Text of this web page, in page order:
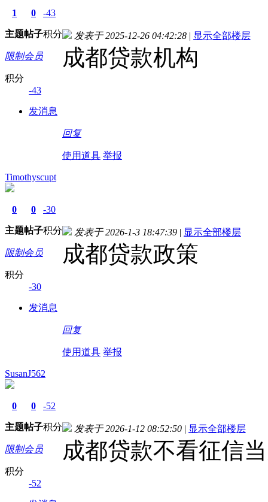
1
主题
0
帖子
-43
积分
限制会员
积分
-43
发消息
发表于 2025-12-26 04:42:28 | 显示全部楼层
成都贷款机构
回复
使用道具 举报
Timothyscupt
0
主题
0
帖子
-30
积分
限制会员
积分
-30
发消息
发表于 2026-1-3 18:47:39 | 显示全部楼层
成都贷款政策
回复
使用道具 举报
SusanJ562
0
主题
0
帖子
-52
积分
限制会员
积分
-52
发表于 2026-1-12 08:52:50 | 显示全部楼层
成都贷款不看征信